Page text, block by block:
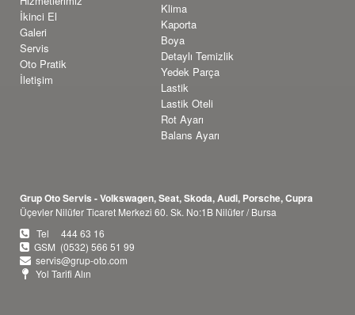
İkinci El
Galeri
Servis
Oto Pratik
İletişim
Klima
Kaporta
Boya
Detaylı Temizlik
Yedek Parça
Lastik
Lastik Oteli
Rot Ayarı
Balans Ayarı
Grup Oto Servis - Volkswagen, Seat, Skoda, Audi, Porsche, Cupra
Üçevler Nilüfer Ticaret Merkezi 60. Sk. No:1B Nilüfer / Bursa
Tel 444 63 16
GSM (0532) 566 51 99
servis@grup-oto.com
Yol Tarifi Alın